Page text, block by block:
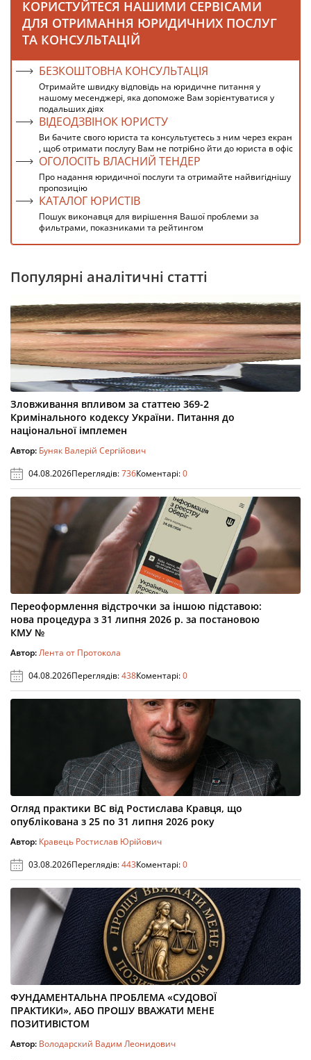
КОРИСТУЙТЕСЯ НАШИМИ СЕРВІСАМИ
ДЛЯ ОТРИМАННЯ ЮРИДИЧНИХ ПОСЛУГ
ТА КОНСУЛЬТАЦІЙ
БЕЗКОШТОВНА КОНСУЛЬТАЦІЯ
Отримайте швидку відповідь на юридичне питання у
нашому месенджері, яка допоможе Вам зорієнтуватися у
подальших діях
ВІДЕОДЗВІНОК ЮРИСТУ
Ви бачите свого юриста та консультуєтесь з ним через екран
, щоб отримати послугу Вам не потрібно йти до юриста в офіс
ОГОЛОСІТЬ ВЛАСНИЙ ТЕНДЕР
Про надання юридичної послуги та отримайте найвигіднішу
пропозицію
КАТАЛОГ ЮРИСТІВ
Пошук виконавця для вирішення Вашої проблеми за
фильтрами, показниками та рейтингом
Популярні аналітичні статті
Зловживання впливом за статтею 369-2
Кримінального кодексу України. Питання до
національної імплемен
Автор: Буняк Валерій Сергійович
04.08.2026Переглядів:736Коментарі:0
Переоформлення відстрочки за іншою підставою:
нова процедура з 31 липня 2026 р. за постановою
КМУ №
Автор:Лента от Протокола
04.08.2026Переглядів:438Коментарі:0
Огляд практики ВС від Ростислава Кравця, що
опублікована з 25 по 31 липня 2026 року
Автор: Кравець Ростислав Юрійович
03.08.2026Переглядів:443Коментарі:0
ФУНДАМЕНТАЛЬНА ПРОБЛЕМА «СУДОВОЇ
ПРАКТИКИ», АБО ПРОШУ ВВАЖАТИ МЕНЕ
ПОЗИТИВІСТОМ
Автор: Володарский Вадим Леонидович